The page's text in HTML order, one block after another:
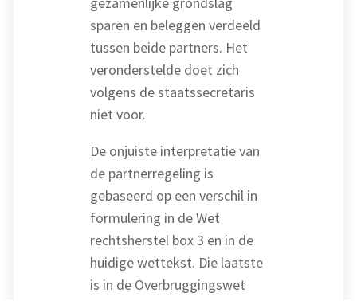
sparen en beleggen verdeeld
tussen beide partners. Het
veronderstelde doet zich
volgens de staatssecretaris
niet voor.
De onjuiste interpretatie van
de partnerregeling is
gebaseerd op een verschil in
formulering in de Wet
rechtsherstel box 3 en in de
huidige wettekst. Die laatste
is in de Overbruggingswet